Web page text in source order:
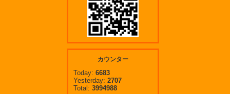
カウンター
Today: 6683
Yesterday: 2707
Total: 3994988